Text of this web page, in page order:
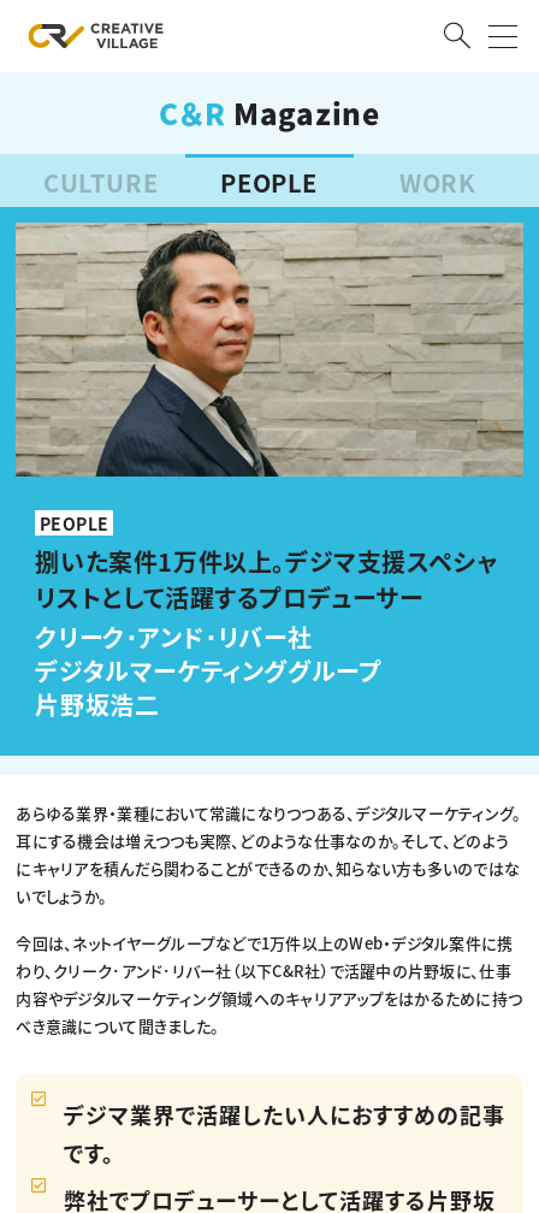
ログイン 会員登録
RECRUIT
クリエイター求人を探す
CREATIVE JOB求人検索
特集求人
採用説明会
転職支援サービス
CONTENTS
スキルアップしたい！
スキルアップしたい！ トップ
デザイン
プログラミング
動画配信・映像制作
編集・ライティング
マーケティング
ディレクション
業界解説・キャリア事情
お役立ち基礎知識
TOP Creator’s コラム
TOP Creator’s コラム トップ
Webクリエイター
アプリクリエイター
ゲームクリエイター
映像クリエイター
マーケッター
クリエイターインタビュー
C＆R Magazine
セミナー
ニュース・トレンド
ニュース・トレンド トップ
Web
映像
プロフェッショナル×つながる×メディア
C＆R Magazine
CULTURE PEOPLE WORK
PEOPLE
捌いた案件1万件以上。デジマ支援スペシャ
リストとして活躍するプロデューサー
クリーク･アンド･リバー社
デジタルマーケティンググループ
片野坂浩二
あらゆる業界・業種において常識になりつつある、デジタルマーケティング。
耳にする機会は増えつつも実際、どのような仕事なのか。そして、どのよう
にキャリアを積んだら関わることができるのか、知らない方も多いのではな
いでしょうか。
今回は、ネットイヤーグループなどで1万件以上のWeb・デジタル案件に携
わり、クリーク･アンド･リバー社（以下C&R社）で活躍中の片野坂に、仕事
内容やデジタルマーケティング領域へのキャリアアップをはかるために持つ
べき意識について聞きました。
デジマ業界で活躍したい人におすすめの記事
です。
弊社でプロデューサーとして活躍する片野坂